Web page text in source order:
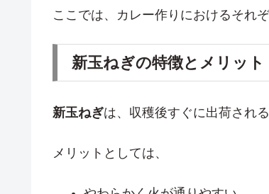
ここでは、カレー作りにおけるそれ
新玉ねぎの特徴とメリット
新玉ねぎは、収穫後すぐに出荷され
メリットとしては、